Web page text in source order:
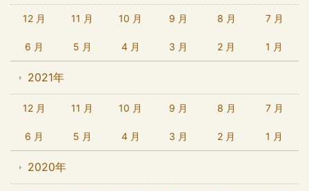
12 月 11 月 10 月 9 月 8 月 7 月
6 月 5 月 4 月 3 月 2 月 1 月
2021年
12 月 11 月 10 月 9 月 8 月 7 月
6 月 5 月 4 月 3 月 2 月 1 月
2020年